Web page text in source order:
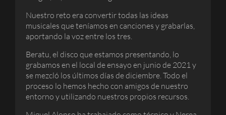
Nuestro reto era convertir todas las ideas
musicales que teníamos en canciones y grabarlas,
aportando la voz entre los tres.
Beratu, el disco que estamos presentando, lo
grabamos en el local de ensayo en junio de 2021 y
se mezcló los últimos días de diciembre. Todo el
proceso lo hemos hecho con amigos de nuestro
entorno y utilizando nuestros propios recursos.